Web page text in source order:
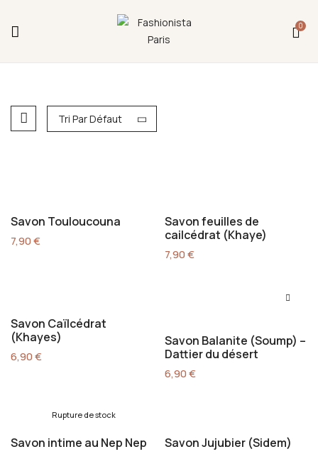
0
Tri Par Défaut
Savon Touloucouna
7,90€
Savon feuilles de
cailcédrat (Khaye)
7,90€
Savon Caïlcédrat
(Khayes)
6,90€
Savon Balanite (Soump) –
Dattier du désert
6,90€
Rupture de stock
Savon intime au Nep Nep Savon Jujubier (Sidem)
Fermeture annuelle du 17 juillet 16h au 12 août.
L'ajout au panier est indisponible et aucune
commande ni remise en main propre ne sera